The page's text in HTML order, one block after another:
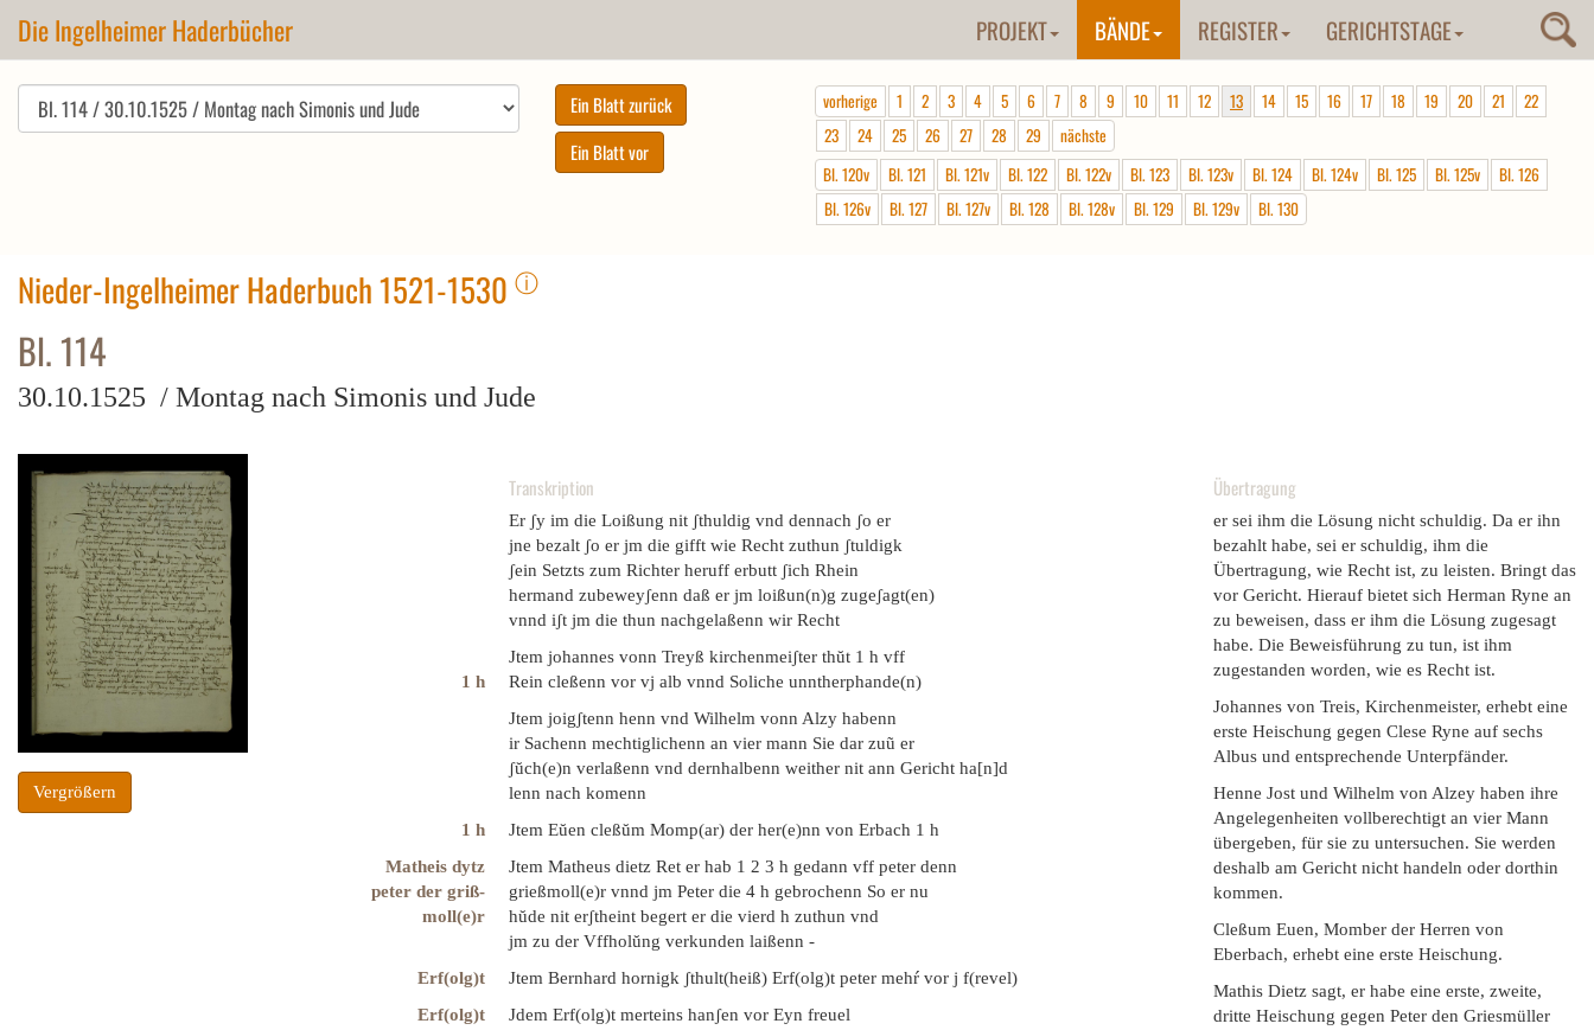
Die Ingelheimer Haderbücher PROJEKT BÄNDE REGISTER GERICHTSTAGE
vorherige 1 2 3 4 5 6 7 8 9 10 11 12 13 14 15 16 17 18 19 20 21
22
23
24 25 26 27 28 29
nächste
Bl. 120v
Bl. 121 Bl. 121v Bl. 122 Bl. 122v Bl. 123 Bl. 123v Bl. 124 Bl. 124v Bl. 125 Bl. 125v
Bl. 126
Bl. 126v
Bl. 127 Bl. 127v Bl. 128 Bl. 128v Bl. 129 Bl. 129v Bl. 130
Nieder-Ingelheimer Haderbuch 1521-1530 ⓘ
Bl. 114
30.10.1525 / Montag nach Simonis und Jude
Vergrößern
Transkription
Er ʃy im die Loißung nit ʃthuldig vnd dennach ʃo er
jne bezalt ʃo er jm die gifft wie Recht zuthun ʃtuldigk
ʃein Setzts zum Richter heruff erbutt ʃich Rhein
hermand zubeweyʃenn daß er jm loißun(n)g zugeʃagt(en)
vnnd iʃt jm die thun nachgelaßenn wir Recht
Jtem johannes vonn Treyß kirchenmeiʃter thŭt 1 h vff
1 h
Rein cleßenn vor vj alb vnnd Soliche unntherphande(n)
Jtem joigʃtenn henn vnd Wilhelm vonn Alzy habenn
ir Sachenn mechtiglichenn an vier mann Sie dar zuũ er
ʃŭch(e)n verlaßenn vnd dernhalbenn weither nit ann Gericht ha[n]d
lenn nach komenn
1 h
Jtem Eŭen cleßŭm Momp(ar) der her(e)nn von Erbach 1 h
Matheis dytz
Jtem Matheus dietz Ret er hab 1 2 3 h gedann vff peter denn
peter der griß-
grießmoll(e)r vnnd jm Peter die 4 h gebrochenn So er nu
moll(e)r
hŭde nit erʃtheint begert er die vierd h zuthun vnd
jm zu der Vffholŭng verkunden laißenn -
Erf(olg)t
Jtem Bernhard hornigk ʃthult(heiß) Erf(olg)t peter mehŕ vor j f(revel)
Erf(olg)t
Jdem Erf(olg)t merteins hanʃen vor Eyn freuel
Übertragung
er sei ihm die Lösung nicht schuldig. Da er ihn
bezahlt habe, sei er schuldig, ihm die
Übertragung, wie Recht ist, zu leisten. Bringt das
vor Gericht. Hierauf bietet sich Herman Ryne an
zu beweisen, dass er ihm die Lösung zugesagt
habe. Die Beweisführung zu tun, ist ihm
zugestanden worden, wie es Recht ist.
Johannes von Treis, Kirchenmeister, erhebt eine
erste Heischung gegen Clese Ryne auf sechs
Albus und entsprechende Unterpfänder.
Henne Jost und Wilhelm von Alzey haben ihre
Angelegenheiten vollberechtigt an vier Mann
übergeben, für sie zu untersuchen. Sie werden
deshalb am Gericht nicht handeln oder dorthin
kommen.
Cleßum Euen, Momber der Herren von
Eberbach, erhebt eine erste Heischung.
Mathis Dietz sagt, er habe eine erste, zweite,
dritte Heischung gegen Peter den Griesmüller